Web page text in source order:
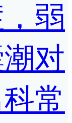
弱
对
常